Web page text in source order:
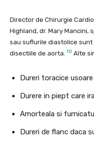
Director de Chirurgie
Highland, dr. Mary Mancini,
sau suflurile diastolice
disectiile de aorta.
10 Alte
Dureri toracice
Durere in piept care
Amorteala si
Dureri de flanc daca